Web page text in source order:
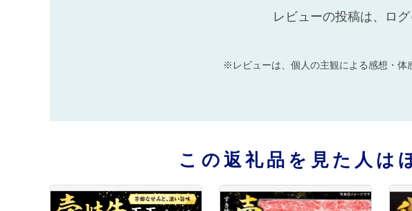
レビューの投稿は、ロ
※レビューは、個人の主観による感想・体
この返礼品を見た人は